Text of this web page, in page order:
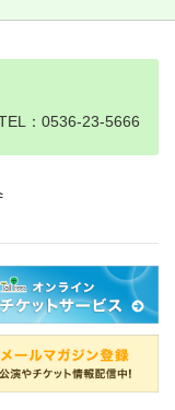
：0536-23-5666